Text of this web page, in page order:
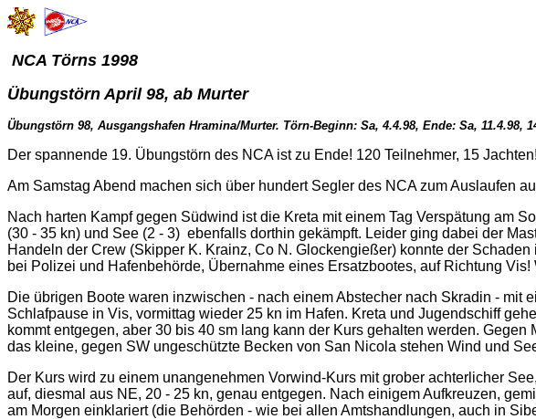
NCA Törns 1998
Übungstörn April 98, ab Murter
Übungstörn 98, Ausgangshafen Hramina/Murter. Törn-Beginn: Sa, 4.4.98, Ende: Sa, 11.4.98,
Der spannende 19. Übungstörn des NCA ist zu Ende! 120 Teilnehmer, 15 Jachten!
Am Samstag Abend machen sich über hundert Segler des NCA zum Auslaufen
Nach harten Kampf gegen Südwind ist die Kreta mit einem Tag Verspätung am
(30 - 35 kn) und See (2 - 3) ebenfalls dorthin gekämpft. Leider ging dabei der
Handeln der Crew (Skipper K. Krainz, Co N. Glockengießer) konnte der
bei Polizei und Hafenbehörde, Übernahme eines Ersatzbootes, auf Richtung
Die übrigen Boote waren inzwischen - nach einem Abstecher nach Skradin -
Schlafpause in Vis, vormittag wieder 25 kn im Hafen. Kreta und Jugendschiff
kommt entgegen, aber 30 bis 40 sm lang kann der Kurs gehalten werden.
das kleine, gegen SW ungeschützte Becken von San Nicola stehen Wind und
Der Kurs wird zu einem unangenehmen Vorwind-Kurs mit grober achterlicher
auf, diesmal aus NE, 20 - 25 kn, genau entgegen. Nach einigem Aufkreuzen,
am Morgen einklariert (die Behörden - wie bei allen Amtshandlungen, auch in